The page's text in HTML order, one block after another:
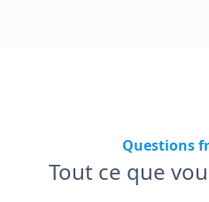
Questions
Tout ce que